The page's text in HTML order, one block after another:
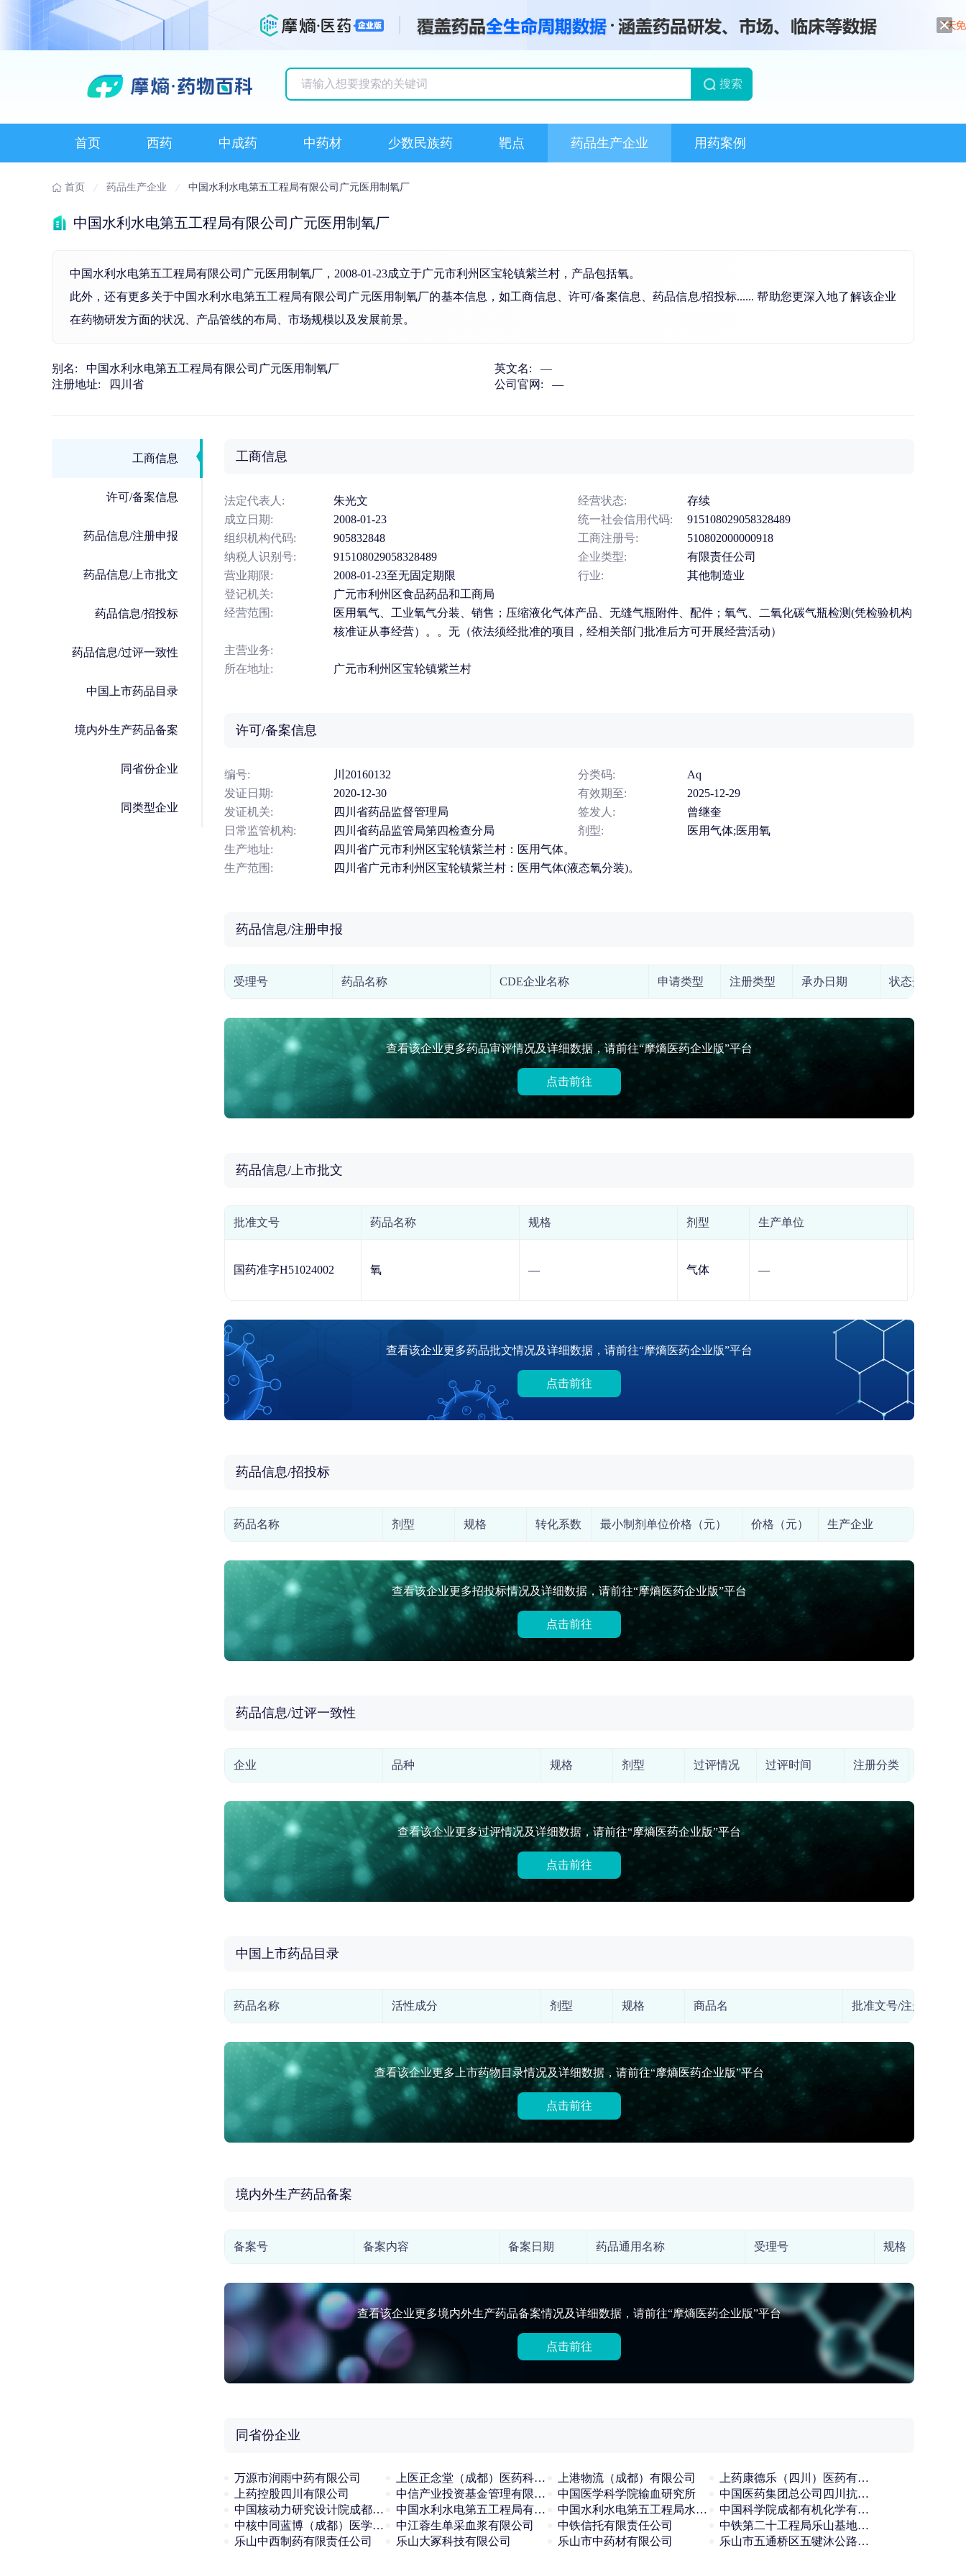
搜索
首页 西药 中成药 中药材 少数民族药 靶点 药品生产企业 用药案例
首页 药品生产企业 中国水利水电第五工程局有限公司广元医用制氧厂
中国水利水电第五工程局有限公司广元医用制氧厂
中国水利水电第五工程局有限公司广元医用制氧厂，2008-01-23成立于广元市利州区宝轮镇紫兰村，产品包括氧。
此外，还有更多关于中国水利水电第五工程局有限公司广元医用制氧厂的基本信息，如工商信息、许可/备案信息、药品信息/招投标...... 帮助您更深入地了解该企业
在药物研发方面的状况、产品管线的布局、市场规模以及发展前景。
别名: 中国水利水电第五工程局有限公司广元医用制氧厂 英文名:
—
注册地址:
四川省 公司官网: —
工商信息
许可/备案信息
药品信息/注册申报
药品信息/上市批文
药品信息/招投标
药品信息/过评一致性
中国上市药品目录
境内外生产药品备案
同省份企业
同类型企业
工商信息
法定代表人: 朱光文 经营状态:
存续
成立日期:
2008-01-23 统一社会信用代码:
915108029058328489
组织机构代码:
905832848 工商注册号:
510802000000918
纳税人识别号:
915108029058328489 企业类型:
有限责任公司
营业期限:
2008-01-23至无固定期限 行业:
其他制造业
登记机关:
广元市利州区食品药品和工商局
经营范围:
医用氧气、工业氧气分装、销售；压缩液化气体产品、无缝气瓶附件、配件；氧气、二氧化碳气瓶检测(凭检验机构
核准证从事经营）。。无（依法须经批准的项目，经相关部门批准后方可开展经营活动）
主营业务:
所在地址:
广元市利州区宝轮镇紫兰村
许可/备案信息
编号: 川20160132 分类码:
Aq
发证日期:
2020-12-30 有效期至:
2025-12-29
发证机关:
四川省药品监督管理局 签发人:
曾继奎
日常监管机构:
四川省药品监管局第四检查分局 剂型:
医用气体;医用氧
生产地址:
四川省广元市利州区宝轮镇紫兰村：医用气体。
生产范围:
四川省广元市利州区宝轮镇紫兰村：医用气体(液态氧分装)。
药品信息/注册申报
受理号 药品名称 CDE企业名称 申请类型 注册类型 承办日期 状态开始日期
查看该企业更多药品审评情况及详细数据，请前往“摩熵医药企业版”平台
点击前往
药品信息/上市批文
批准文号 药品名称 规格 剂型 生产单位
国药准字H51024002 氧 — 气体 —
查看该企业更多药品批文情况及详细数据，请前往“摩熵医药企业版”平台
点击前往
药品信息/招投标
药品名称 剂型 规格 转化系数 最小制剂单位价格（元） 价格（元） 生产企业
查看该企业更多招投标情况及详细数据，请前往“摩熵医药企业版”平台
点击前往
药品信息/过评一致性
企业 品种 规格 剂型 过评情况 过评时间 注册分类
查看该企业更多过评情况及详细数据，请前往“摩熵医药企业版”平台
点击前往
中国上市药品目录
药品名称 活性成分 剂型 规格 商品名 批准文号/注册证号
查看该企业更多上市药物目录情况及详细数据，请前往“摩熵医药企业版”平台
点击前往
境内外生产药品备案
备案号 备案内容 备案日期 药品通用名称 受理号 规格
查看该企业更多境内外生产药品备案情况及详细数据，请前往“摩熵医药企业版”平台
点击前往
同省份企业
万源市润雨中药有限公司 上医正念堂（成都）医药科技有限公司 上港物流（成都）有限公司
上药康德乐（四川）医药有限公司
上药控股四川有限公司
中信产业投资基金管理有限公司 中国医学科学院输血研究所
中国医药集团总公司四川抗菌素工业研究所
中国核动力研究设计院成都同位素应用研究所
中国水利水电第五工程局有限公司广元医用制氧厂 中国水利水电第五工程局水工机械厂广元医用制氧厂
中国科学院成都有机化学有限公司
中核中同蓝博（成都）医学检验有限公司
中江蓉生单采血浆有限公司 中铁信托有限责任公司
中铁第二十工程局乐山基地嘉州制氧厂
乐山中西制药有限责任公司
乐山大冢科技有限公司 乐山市中药材有限公司 乐山市五通桥区五犍沐公路投资有限公司